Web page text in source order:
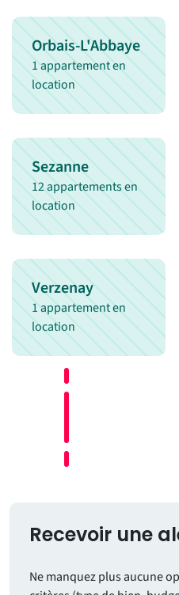
Orbais-L'Abbaye
1 appartement en
location
Sezanne
12 appartements en
location
Verzenay
1 appartement en
location
Recevoir une
Ne manquez plus aucune